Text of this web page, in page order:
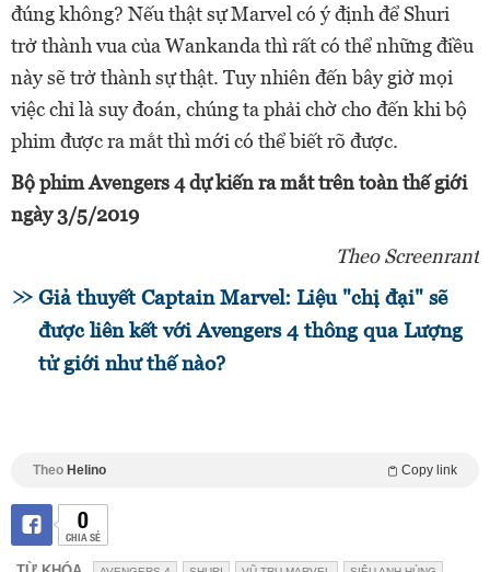
đúng không? Nếu thật sự Marvel có ý định để Shuri
trở thành vua của Wankanda thì rất có thể những điều
này sẽ trở thành sự thật. Tuy nhiên đến bây giờ mọi
việc chỉ là suy đoán, chúng ta phải chờ cho đến khi bộ
phim được ra mắt thì mới có thể biết rõ được.
Bộ phim Avengers 4 dự kiến ra mắt trên toàn thế giới
ngày 3/5/2019
Theo Screenrant
Giả thuyết Captain Marvel: Liệu "chị đại" sẽ
được liên kết với Avengers 4 thông qua Lượng
tử giới như thế nào?
Theo Helino Copy link
0
CHIA SẺ